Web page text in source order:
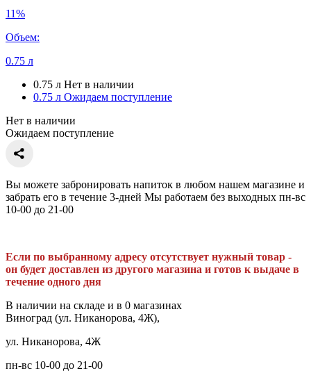
11%
Объем:
0.75 л
0.75 л Нет в наличии
0.75 л Ожидаем поступление
Нет в наличии
Ожидаем поступление
Вы можете забронировать напиток в любом нашем магазине и
забрать его в течение 3-дней Мы работаем без выходных пн-вс
10-00 до 21-00
Если по выбранному адресу отсутствует нужный товар -
он будет доставлен из другого магазина и готов к выдаче в
течение одного дня
В наличии на складе и в 0 магазинах
Виноград (ул. Никанорова, 4Ж),
ул. Никанорова, 4Ж
пн-вс 10-00 до 21-00